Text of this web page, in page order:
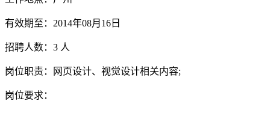
有效期至：2014年08月16日
招聘人数：3 人
岗位职责：网页设计、视觉设计相关内容;
岗位要求：